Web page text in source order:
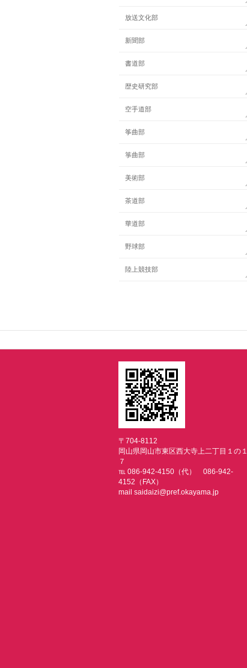
放送文化部
新聞部
書道部
歴史研究部
空手道部
筝曲部
箏曲部
美術部
茶道部
華道部
野球部
陸上競技部
〒704-8112
岡山県岡山市東区西大寺上二丁目１の１
７
℡ 086-942-4150（代） 086-942-
4152（FAX）
mail saidaizi@pref.okayama.jp